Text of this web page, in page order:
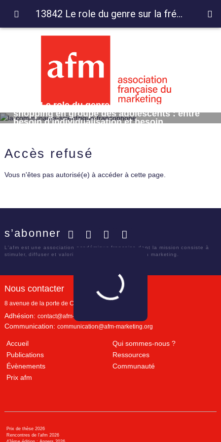
13842 Le role du genre sur la fréquence de
shopping en groupe des adolescents : entre
besoin d'individualisation et besoin
Accès refusé
Vous n'êtes pas autorisé(e) à accéder à cette page.
s’abonner
L'afm est une association académique française dont la mission consiste à
stimuler, diffuser et valoriser le savoir scientifique en marketing.
Nous contacter
8 avenue de la porte de Champerret
Adhésion: contact@afm-marketing.org
Communication: communication@afm-marketing.org
Accueil
Qui sommes-nous ?
Publications
Ressources
Évènements
Communauté
Prix afm
Prix de thèse 2026
Rencontres de l'afm 2026
13842 Le role du genre sur la fréquence de shopping en groupe des adolescents : entre besoin d'individualisation et besoin d'assimilation